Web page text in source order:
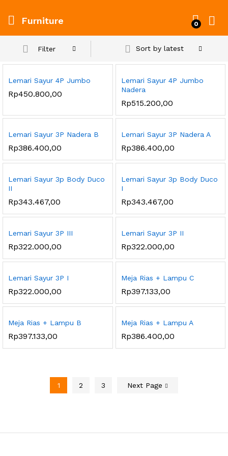
Furniture 0
Filter Sort by latest
Lemari Sayur 4P Jumbo
Rp450.800,00
Lemari Sayur 4P Jumbo
Nadera
Rp515.200,00
Lemari Sayur 3P Nadera B
Rp386.400,00
Lemari Sayur 3P Nadera A
Rp386.400,00
Lemari Sayur 3p Body Duco
II
Rp343.467,00
Lemari Sayur 3p Body Duco
I
Rp343.467,00
Lemari Sayur 3P III
Rp322.000,00
Lemari Sayur 3P II
Rp322.000,00
Lemari Sayur 3P I
Rp322.000,00
Meja Rias + Lampu C
Rp397.133,00
Meja Rias + Lampu B
Rp397.133,00
Meja Rias + Lampu A
Rp386.400,00
1 2 3 Next Page